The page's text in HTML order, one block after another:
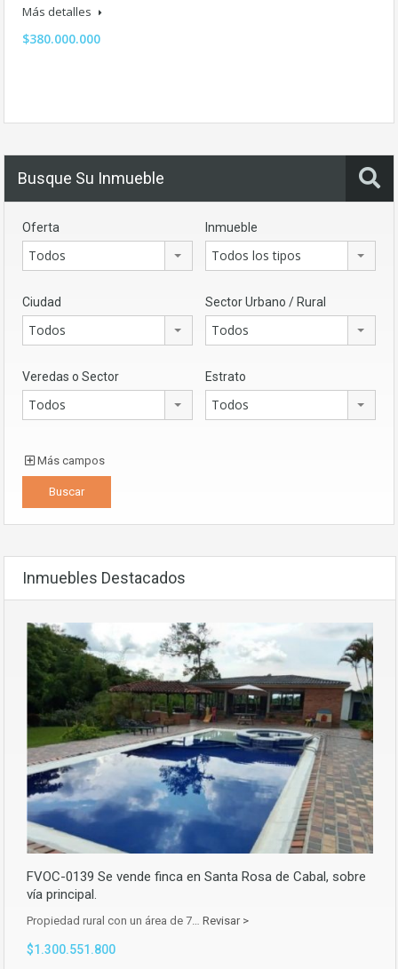
Más detalles
$380.000.000
Busque Su Inmueble
Oferta
Todos
Inmueble
Todos los tipos
Ciudad
Todos
Sector Urbano / Rural
Todos
Veredas o Sector
Todos
Estrato
Todos
Más campos
Inmuebles Destacados
FVOC-0139 Se vende finca en Santa Rosa de Cabal, sobre
vía principal.
Propiedad rural con un área de 7… Revisar >
$1.300.551.800